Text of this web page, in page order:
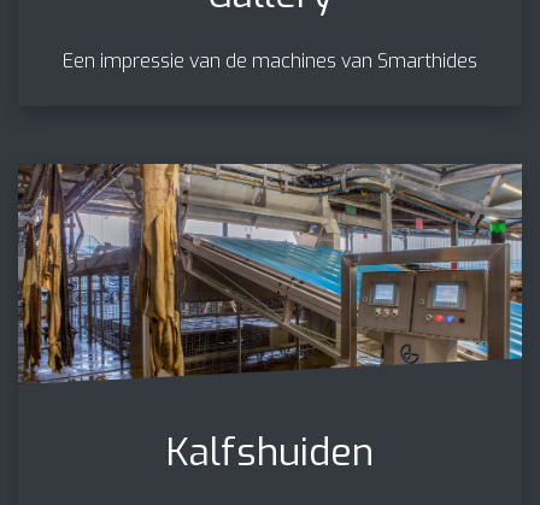
Een impressie van de machines van Smarthides
Kalfshuiden